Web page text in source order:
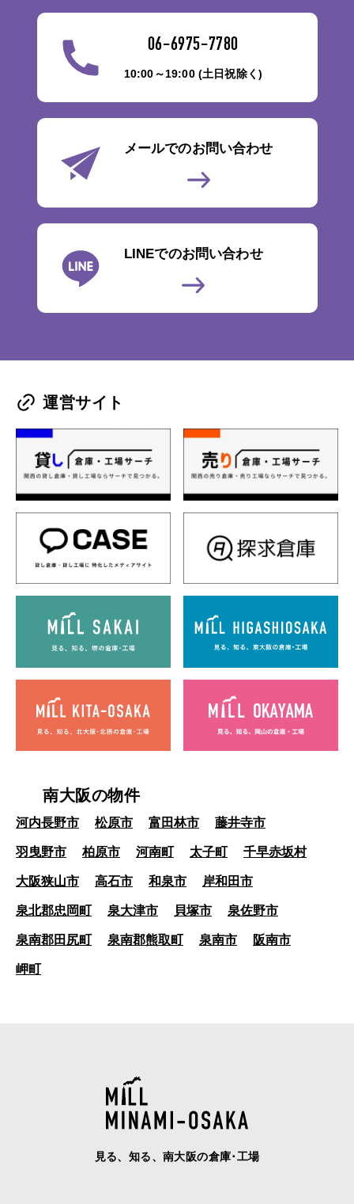
06-6975-7780
10:00～19:00 (土日祝除く)
メールでのお問い合わせ
LINEでのお問い合わせ
運営サイト
南大阪の物件
河内長野市 松原市 富田林市 藤井寺市
羽曳野市 柏原市 河南町 太子町 千早赤坂村
大阪狭山市 高石市 和泉市 岸和田市
泉北郡忠岡町 泉大津市 貝塚市 泉佐野市
泉南郡田尻町 泉南郡熊取町 泉南市 阪南市
岬町
見る、知る、南大阪の倉庫･工場